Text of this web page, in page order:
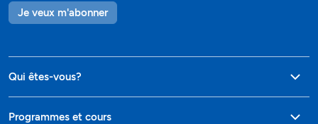
Je veux m'abonner
Qui êtes-vous?
Programmes et cours